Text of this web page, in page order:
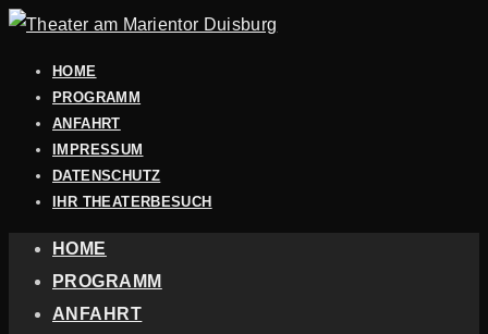
HOME
PROGRAMM
ANFAHRT
IMPRESSUM
DATENSCHUTZ
IHR THEATERBESUCH
HOME
PROGRAMM
ANFAHRT